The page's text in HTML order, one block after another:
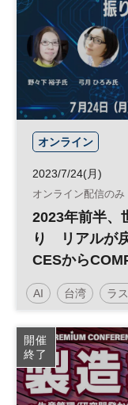
オンライン
2023/7/24(月)
オンライン配信のみ
2023年前半、
り リアルが
CESから
経イノベーシ
AI 台湾 ラ
平日夕方開催
日経イノベーショ
デジタルトランス
開催
終了